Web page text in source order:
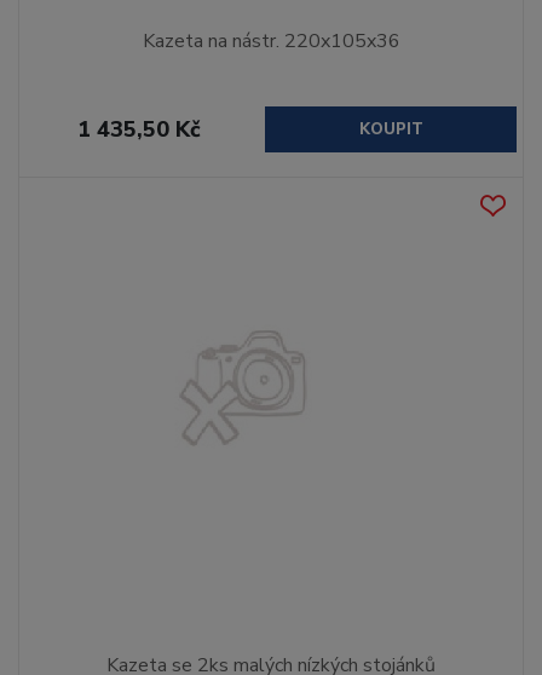
Kazeta na nástr. 220x105x36
1 435,50 Kč KOUPIT
Kazeta se 2ks malých nízkých stojánků